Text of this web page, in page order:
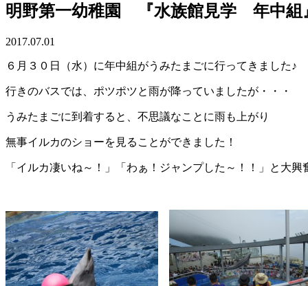
明野第一幼稚園 『水族館見学 年中組
2017.07.01
６月３０日（水）に年中組がうみたまごに行ってきました♪
行きのバスでは、ポツポツと雨が降っていましたが・・・
うみたまごに到着すると、不思議なことに雨も上がり
無事イルカのショーを見ることができました！
「イルカ凄いね～！」「わぁ！ジャンプした～！！」と大興